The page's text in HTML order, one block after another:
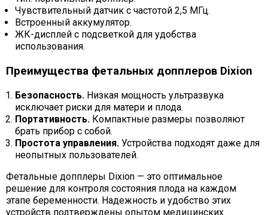
Чувствительный датчик с частотой 2,5 МГц.
Встроенный аккумулятор.
ЖК-дисплей с подсветкой для удобства
использования.
Преимущества фетальных допплеров Dixion
Безопасность. Низкая мощность ультразвука
исключает риски для матери и плода.
Портативность. Компактные размеры позволяют
брать прибор с собой.
Простота управления. Устройства подходят даже для
неопытных пользователей.
Фетальные допплеры Dixion — это оптимальное
решение для контроля состояния плода на каждом
этапе беременности. Надежность и удобство этих
устройств подтверждены опытом медицинских